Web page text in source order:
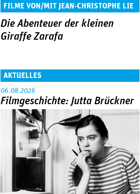
FILME VON/MIT JEAN-CHRISTOPHE LIE
Die Abenteuer der kleinen
Giraffe Zarafa
AKTUELLES
06.08.2026
Filmgeschichte: Jutta Brückner